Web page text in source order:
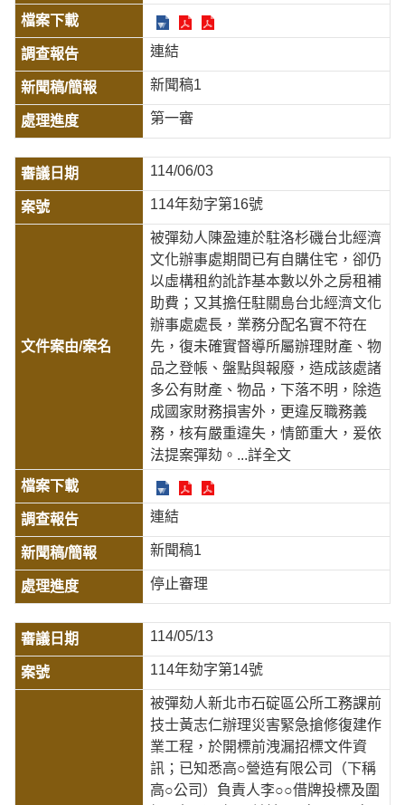
連結
新聞稿1
第一審
114/06/03
114年劾字第16號
被彈劾人陳盈連於駐洛杉磯台北經濟
文化辦事處期間已有自購住宅，卻仍
以虛構租約訛詐基本數以外之房租補
助費；又其擔任駐關島台北經濟文化
辦事處處長，業務分配名實不符在
先，復未確實督導所屬辦理財產、物
品之登帳、盤點與報廢，造成該處諸
多公有財產、物品，下落不明，除造
成國家財務損害外，更違反職務義
務，核有嚴重違失，情節重大，爰依
法提案彈劾。 ...詳全文
連結
新聞稿1
停止審理
114/05/13
114年劾字第14號
被彈劾人新北市石碇區公所工務課前
技士黃志仁辦理災害緊急搶修復建作
業工程，於開標前洩漏招標文件資
訊；已知悉高○營造有限公司（下稱
高○公司）負責人李○○借牌投標及圍